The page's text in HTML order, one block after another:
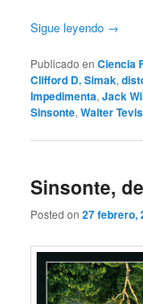
Sigue leyendo →
Publicado en Ciencia
Clifford D. Simak,
Impedimenta,Jack
Sinsonte,Walter Tevis
Sinsonte,
Posted on27 febrero,